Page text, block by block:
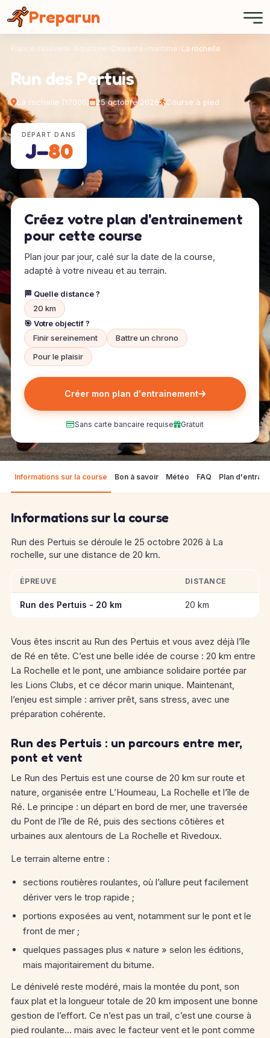
Preparun
France Nouvelle-Aquitaine Charente-maritime La rochelle
Run des Pertuis
La rochelle (17000) 25 octobre 2026 Course à pied
DÉPART DANS
J−80
Créez votre plan d'entrainement
pour cette course
Plan jour par jour, calé sur la date de la course,
adapté à votre niveau et au terrain.
🏁 Quelle distance ?
20 km
🎯 Votre objectif ?
Finir sereinement
Battre un chrono
Pour le plaisir
Créer mon plan d'entrainement
Sans carte bancaire requise Gratuit
Informations sur la course Bon à savoir Météo FAQ Plan
Informations sur la course
Run des Pertuis se déroule le 25 octobre 2026 à La
rochelle, sur une distance de 20 km.
Informations clés des épreuves de Run des Pertuis
ÉPREUVE DISTANCE
Run des Pertuis - 20 km 20 km
Vous êtes inscrit au Run des Pertuis et vous avez déjà l’île
de Ré en tête. C’est une belle idée de course : 20 km entre
La Rochelle et le pont, une ambiance solidaire portée par
les Lions Clubs, et ce décor marin unique. Maintenant,
l’enjeu est simple : arriver prêt, sans stress, avec une
préparation cohérente.
Run des Pertuis : un parcours entre mer,
pont et vent
Le Run des Pertuis est une course de 20 km sur route et
nature, organisée entre L’Houmeau, La Rochelle et l’île de
Ré. Le principe : un départ en bord de mer, une traversée
du Pont de l’île de Ré, puis des sections côtières et
urbaines aux alentours de La Rochelle et Rivedoux.
Le terrain alterne entre :
sections routières roulantes, où l’allure peut facilement
dériver vers le trop rapide ;
portions exposées au vent, notamment sur le pont et le
front de mer ;
quelques passages plus « nature » selon les éditions,
mais majoritairement du bitume.
Le dénivelé reste modéré, mais la montée du pont, son
faux plat et la longueur totale de 20 km imposent une bonne
gestion de l’effort. Ce n’est pas un trail, c’est une course à
pied roulante… mais avec le facteur vent et le pont comme
Panneau de gestion des cookies